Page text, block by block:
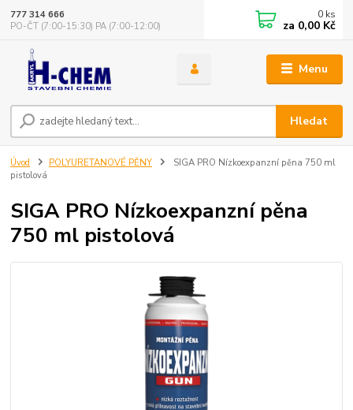
Menu
Hledat
777 314 666
PO-ČT (7:00-15:30) PA (7:00-12:00)
0 ks
za 0,00 Kč
Úvod POLYURETANOVÉ PĚNY
SIGA PRO Nízkoexpanzní pěna 750 ml
pistolová
SIGA PRO Nízkoexpanzní pěna
750 ml pistolová